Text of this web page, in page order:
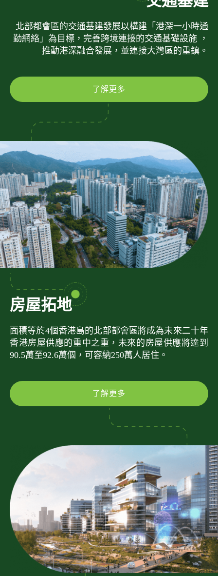
北部都會區的交通基建發展以構建「港深一小時通
勤網絡」為目標，完善跨境連接的交通基礎設施 ，
推動港深融合發展，並連接大灣區的重鎮。
了解更多
房屋拓地
面積等於4個香港島的北部都會區將成為未來二十年
香港房屋供應的重中之重，未來的房屋供應將達到
90.5萬至92.6萬個，可容納250萬人居住。
了解更多